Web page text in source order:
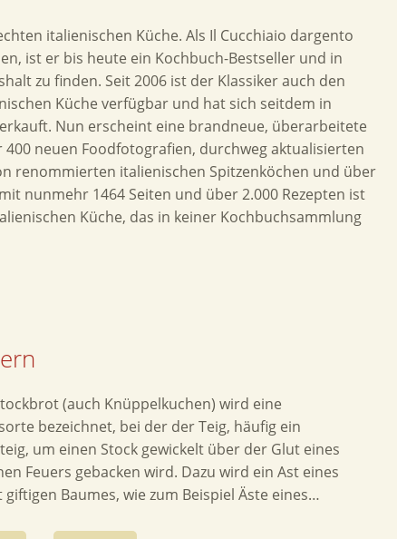
italienischen Küche. Als Il Cucchiaio dargento
ist er bis heute ein Kochbuch-Bestseller und in
zu finden. Seit 2006 ist der Klassiker auch den
Küche verfügbar und hat sich seitdem in
Nun erscheint eine brandneue, überarbeitete
neuen Foodfotografien, durchweg aktualisierten
renommierten italienischen Spitzenköchen und über
nunmehr 1464 Seiten und über 2.000 Rezepten ist
Küche, das in keiner Kochbuchsammlung
(auch Knüppelkuchen) wird eine
bezeichnet, bei der der Teig, häufig ein
um einen Stock gewickelt über der Glut eines
Feuers gebacken wird. Dazu wird ein Ast eines
giftigen Baumes, wie zum Beispiel Äste eines…